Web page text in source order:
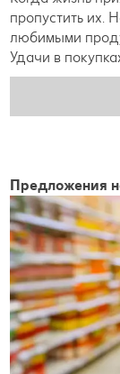
пропустить
любимыми
Удачи в
Предложения